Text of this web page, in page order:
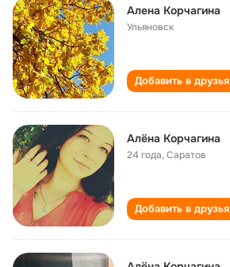
Алена Корчагина
Ульяновск
Добавить в друзья
Алёна Корчагина
24 года,Саратов
Добавить в друзья